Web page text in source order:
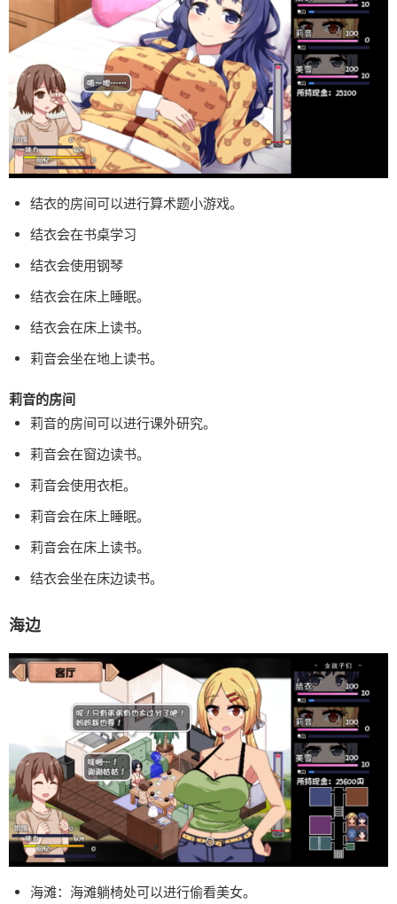
结衣的房间可以进行算术题小游戏。
结衣会在书桌学习
结衣会使用钢琴
结衣会在床上睡眠。
结衣会在床上读书。
莉音会坐在地上读书。
莉音的房间
莉音的房间可以进行课外研究。
莉音会在窗边读书。
莉音会使用衣柜。
莉音会在床上睡眠。
莉音会在床上读书。
结衣会坐在床边读书。
海边
海滩：海滩躺椅处可以进行偷看美女。